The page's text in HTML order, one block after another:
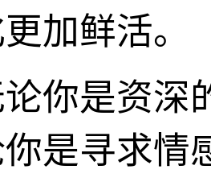
加鲜活。
你是资深
是寻求情